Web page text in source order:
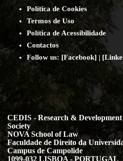
Política de Cookies
Termos de Uso
Política de Acessibilidade
Contactos
Follow us: [Facebook] | [
CEDIS - Research &
Society
NOVA School of Law
Faculdade de Direito da
Campus de Campolide
1099-032 LISBOA - PORTUGAL